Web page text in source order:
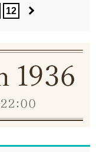
12